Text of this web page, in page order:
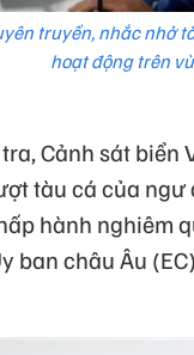
truyền, nhắc nhở
hoạt động trên
Cảnh sát
tàu cá của
hành nghiêm
ban châu Âu